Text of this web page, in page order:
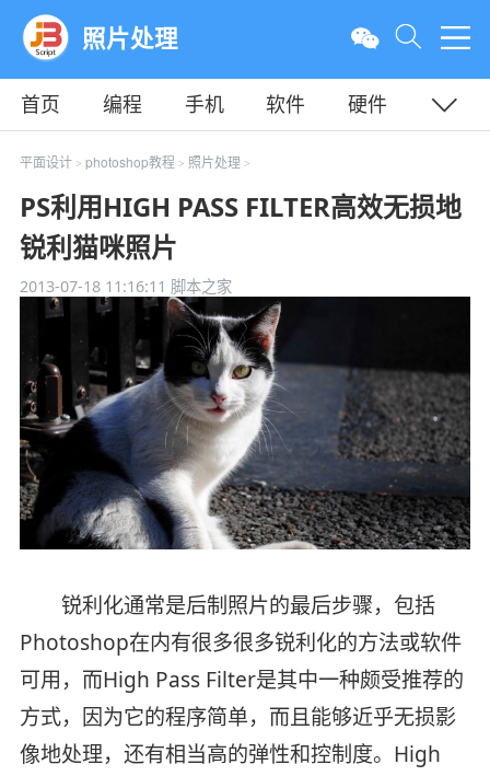
照片处理
首页 编程 手机 软件
硬件
教程
平面 服务器
平面设计> photoshop教程 > 照片处理 >
PS利用HIGH PASS FILTER高效无损地
锐利猫咪照片
2013-07-18 11:16:11 脚本之家
锐利化通常是后制照片的最后步骤，包括
Photoshop在内有很多很多锐利化的方法或软件
可用，而High Pass Filter是其中一种颇受推荐的
方式，因为它的程序简单，而且能够近乎无损影
像地处理，还有相当高的弹性和控制度。High